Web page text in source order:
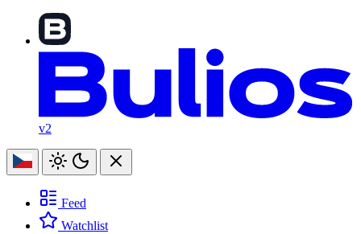
v2
Feed
Watchlist